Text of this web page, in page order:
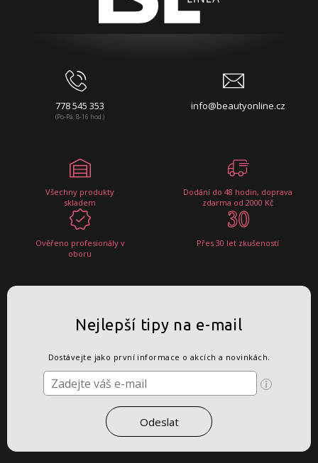
778 545 353
(Po-Pá, 8-16 hod.)
info@beautyonline.cz
Všechny produkty
skladem
Dodání do 48 hodin, doprava
zdarma od 2000 Kč
Ověřeno profesionály v
oboru
Přes 30 let zkušeností
Nejlepší tipy na e-mail
Dostávejte jako první informace o akcích a novinkách.